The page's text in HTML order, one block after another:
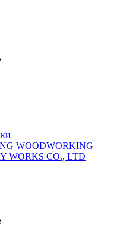
WOODWORKING
WORKS CO., LTD